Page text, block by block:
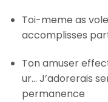
Toi-meme as
accomplisses
Ton amuser
ur… J’adorerais
permanence